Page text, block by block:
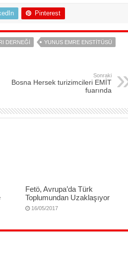
Pinterest
DERNEĞI YUNUS EMRE ENSTITÜSÜ
Sonraki
Bosna Hersek turizimcileri EMİT
fuarında
Fetö, Avrupa’da Türk
Toplumundan Uzaklaşıyor
16/05/2017